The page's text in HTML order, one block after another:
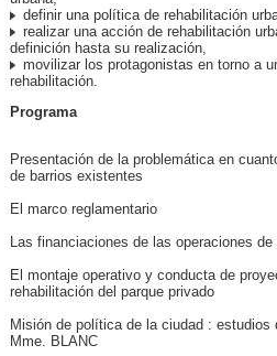
definir una política de rehabilitación
realizar una acción de rehabilitación
definición hasta su realización,
movilizar los protagonistas en torno a
rehabilitación.
Programa
Presentación de la problemática en
de barrios existentes
El marco reglamentario
Las financiaciones de las operaciones
El montaje operativo y conducta de
rehabilitación del parque privado
Misión de política de la ciudad : estudios
Mme. BLANC